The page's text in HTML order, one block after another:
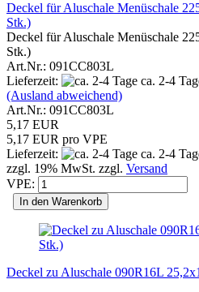
Deckel für Aluschale Menüschale
Stk.)
Deckel für Aluschale Menüschale
Stk.)
Art.Nr.: 091CC803L
Lieferzeit:
ca. 2-4
(Ausland abweichend)
Art.Nr.: 091CC803L
5,17 EUR
5,17 EUR pro VPE
Lieferzeit:
ca. 2-4
zzgl. 19% MwSt. zzgl. Versand
VPE:
In den Warenkorb
Deckel zu Aluschale 090R16L